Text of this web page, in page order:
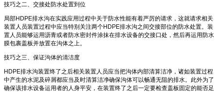
技巧之二、交接处防水处置到位
局部HDPE排水沟在实践应用过程中关于防水性能有着严厉的请求，这就请求相关
装置人员装置过程中应当特别关注两个HDPE排水沟之间交接部位的防水处置。装
置人员能够运用沥青或者防水密封件涂抹在排水设备的交接口处，然后再运用防水
膜包裹盖板并放置在沟体之上。
技巧之三、保证沟体的清洁度
HDPE排水沟装置终了之后相关装置人员应当把沟体内部清算洁净，诸如装置过程
中产生的水泥及碎屑都应当及时清算洁净确保沟体可以畅通无阻的排水。此外为了
确保该排水设备运用者的人身平安，在装置终了之后一定要检查盖板固定的能否足